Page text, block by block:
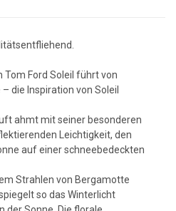
Tom Ford Soleil führt von
die Inspiration von Soleil
ahmt mit seiner besonderen
Leichtigkeit, den
auf einer schneebedeckten
Strahlen von Bergamotte
so das Winterlicht